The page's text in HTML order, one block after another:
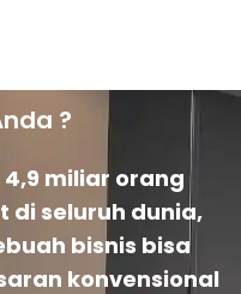
?
miliar orang
di seluruh dunia,
bisnis bisa
konvensional